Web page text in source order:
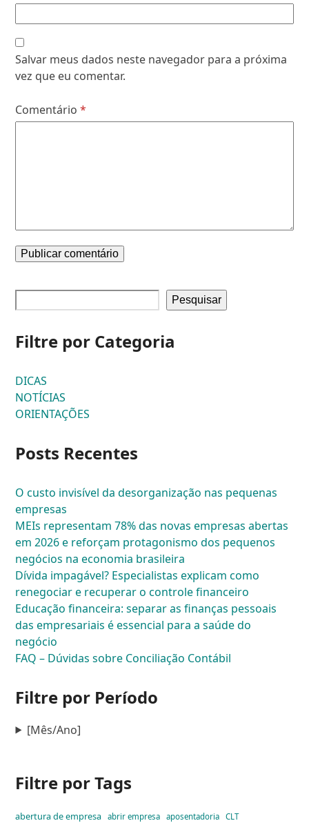
Salvar meus dados neste navegador para a próxima
vez que eu comentar.
Comentário*
Pesquisar
Filtre por Categoria
DICAS
NOTÍCIAS
ORIENTAÇÕES
Posts Recentes
O custo invisível da desorganização nas pequenas
empresas
MEIs representam 78% das novas empresas abertas
em 2026 e reforçam protagonismo dos pequenos
negócios na economia brasileira
Dívida impagável? Especialistas explicam como
renegociar e recuperar o controle financeiro
Educação financeira: separar as finanças pessoais
das empresariais é essencial para a saúde do
negócio
FAQ – Dúvidas sobre Conciliação Contábil
Filtre por Período
[Mês/Ano]
Filtre por Tags
abertura de empresa abrir empresa aposentadoria
CLT